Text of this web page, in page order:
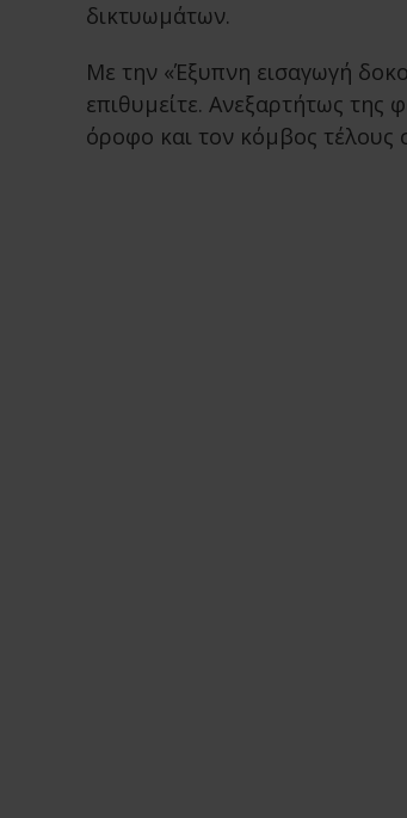
δικτυωμάτων.
Με την «Έξυπνη εισαγωγή
επιθυμείτε. Ανεξαρτήτως
όροφο και τον κόμβος τέλους